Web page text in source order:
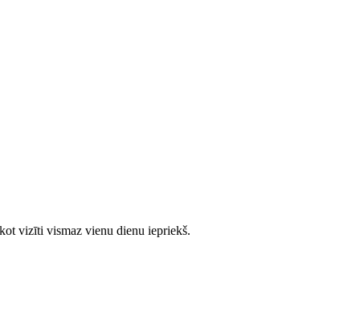
vizīti vismaz vienu dienu iepriekš.